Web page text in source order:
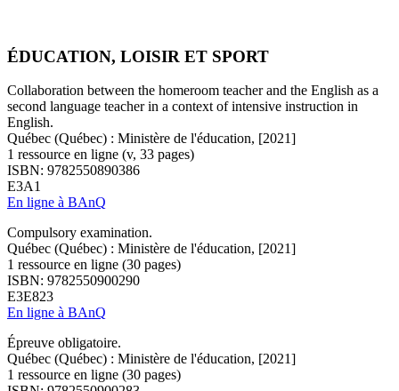
ÉDUCATION, LOISIR ET SPORT
Collaboration between the homeroom teacher and the English as a
second language teacher in a context of intensive instruction in
English.
Québec (Québec) : Ministère de l'éducation, [2021]
1 ressource en ligne (v, 33 pages)
ISBN: 9782550890386
E3A1
En ligne à BAnQ
Compulsory examination.
Québec (Québec) : Ministère de l'éducation, [2021]
1 ressource en ligne (30 pages)
ISBN: 9782550900290
E3E823
En ligne à BAnQ
Épreuve obligatoire.
Québec (Québec) : Ministère de l'éducation, [2021]
1 ressource en ligne (30 pages)